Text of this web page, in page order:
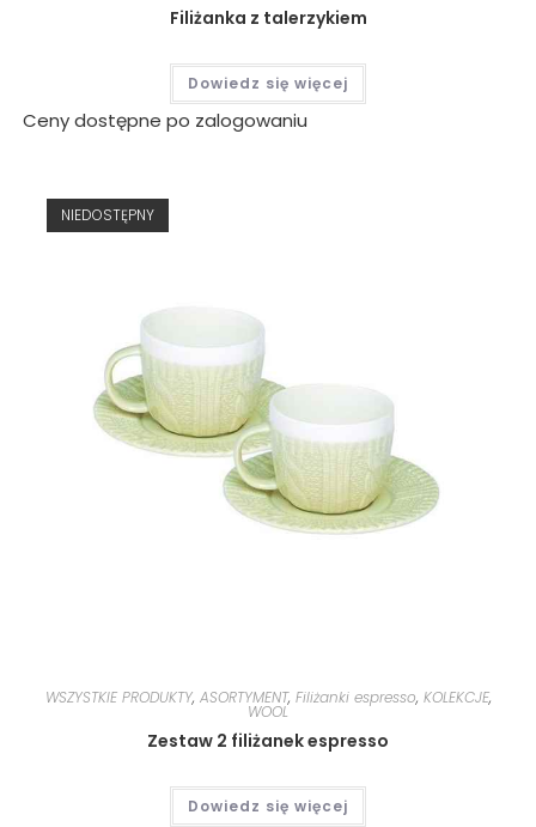
Filiżanka z talerzykiem
Dowiedz się więcej
Ceny dostępne po zalogowaniu
NIEDOSTĘPNY
WSZYSTKIE PRODUKTY, ASORTYMENT, Filiżanki espresso, KOLEKCJE,
WOOL
Zestaw 2 filiżanek espresso
Dowiedz się więcej